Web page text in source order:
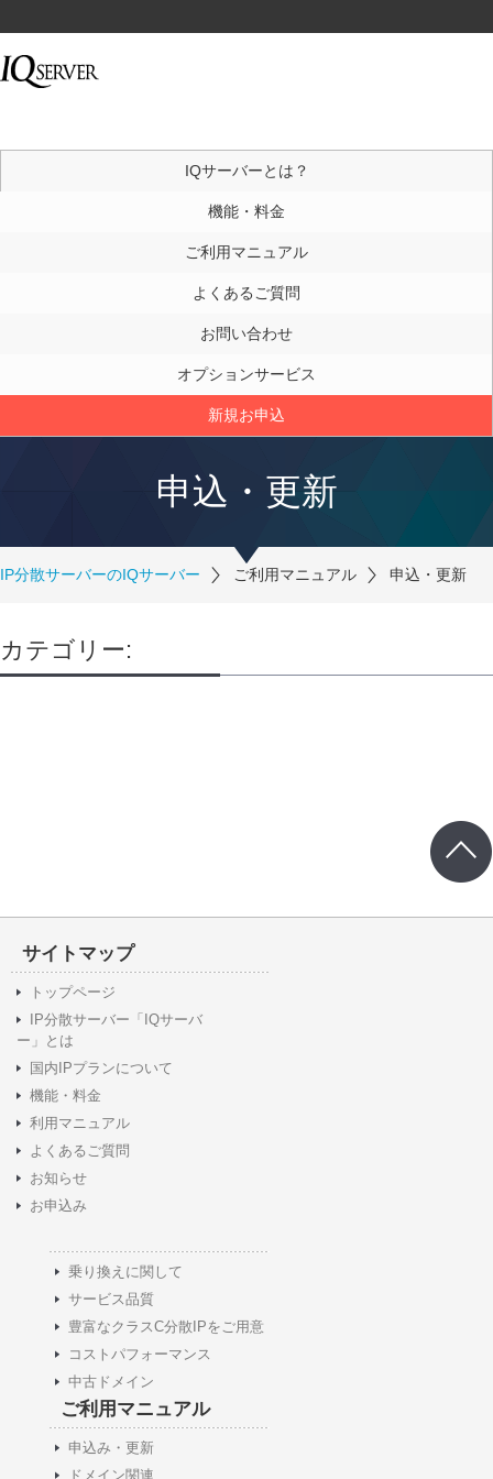
IQサーバーとは？
機能・料金
ご利用マニュアル
よくあるご質問
お問い合わせ
オプションサービス
新規お申込
申込・更新
IP分散サーバーのIQサーバー ご利用マニュアル 申込・更新
カテゴリー:
サイトマップ
トップページ
IP分散サーバー「IQサーバ
ー」とは
国内IPプランについて
機能・料金
利用マニュアル
よくあるご質問
お知らせ
お申込み
乗り換えに関して
サービス品質
豊富なクラスC分散IPをご用意
コストパフォーマンス
中古ドメイン
ご利用マニュアル
申込み・更新
ドメイン関連